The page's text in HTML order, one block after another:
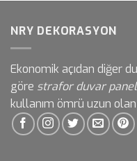
NRY DEKORASYON
Ekonomik açıdan diğer
göre strafor duvar
kullanım ömrü uzun